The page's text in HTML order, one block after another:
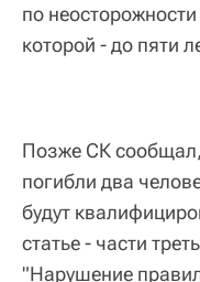
по
которой - до пяти
Позже СК сообщал,
погибли два
будут
статье - части
"Нарушение